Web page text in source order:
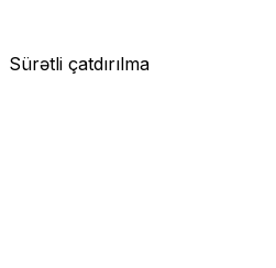
Sürətli çatdırılma